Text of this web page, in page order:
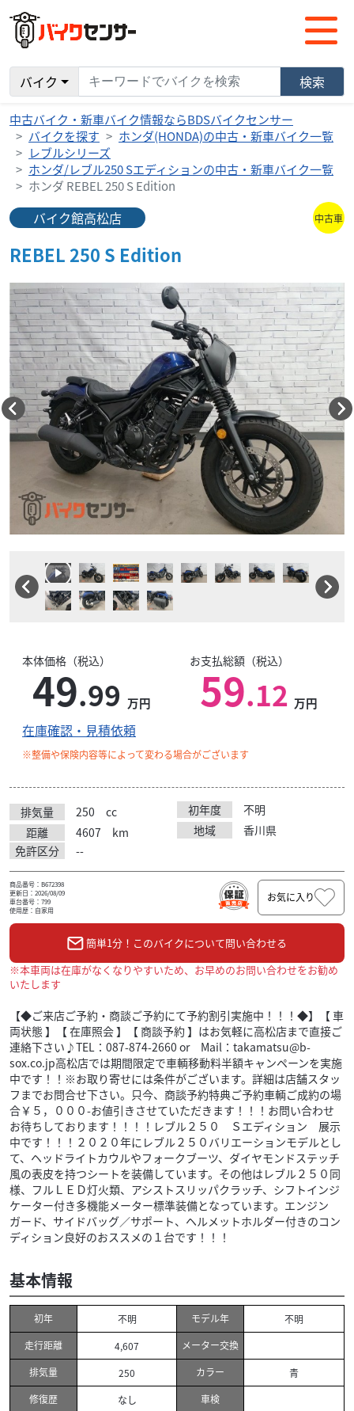
バイク 検索
中古バイク・新車バイク情報ならBDSバイクセンサー
バイクを探す
ホンダ(HONDA)の中古・新車バイク一覧
レブルシリーズ
ホンダ/レブル250 Sエディションの中古・新車バイク一覧
ホンダ REBEL 250 S Edition
バイク館高松店 中古車
REBEL 250 S Edition
本体価格（税込）
49.99 万円
お支払総額（税込）
59.12 万円
在庫確認・見積依頼
※整備や保険内容等によって変わる場合がございます
排気量 250 cc 初年度
不明
距離
4607 km 地域
香川県
免許区分
--
商品番号：B672398
更新日：2026/08/09
車台番号：799
使用歴：自家用
お気に入り
簡単1分！このバイクについて問い合わせる
※本車両は在庫がなくなりやすいため、お早めのお問い合わせをお勧め
いたします
【◆ご来店ご予約・商談ご予約にて予約割引実施中！！！◆】【 車
両状態 】【 在庫照会 】【 商談予約 】はお気軽に高松店まで直接ご
連絡下さい♪TEL：087-874-2660 or Mail：takamatsu@b-
sox.co.jp高松店では期間限定で車輌移動料半額キャンペーンを実施
中です！！※お取り寄せには条件がございます。詳細は店舗スタッ
フまでお問合せ下さい。只今、商談予約特典ご予約車輌ご成約の場
合￥５，０００-お値引きさせていただきます！！！お問い合わせ
お待ちしております！！！！レブル２５０ Ｓエディション 展示
中です！！！２０２０年にレブル２５０バリエーションモデルとし
て、ヘッドライトカウルやフォークブーツ、ダイヤモンドステッチ
風の表皮を持つシートを装備しています。その他はレブル２５０同
様、フルＬＥＤ灯火類、アシストスリッパクラッチ、シフトインジ
ケーター付き多機能メーター標準装備となっています。エンジン
ガード、サイドバッグ／サポート、ヘルメットホルダー付きのコン
ディション良好のおススメの１台です！！！
基本情報
初年 不明 モデル年
不明
走行距離
4,607
メーター交換
排気量
250 カラー
青
修復歴
なし
車検